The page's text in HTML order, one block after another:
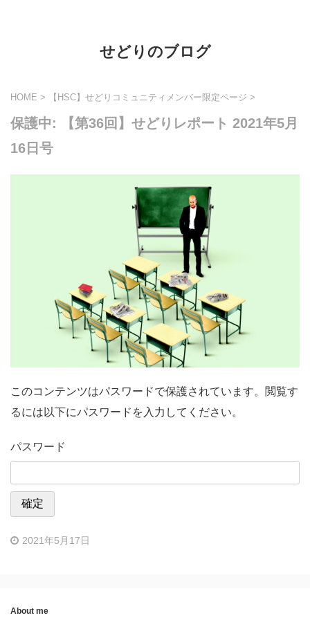
せどりのブログ
HOME > 【HSC】せどりコミュニティメンバー限定ページ >
保護中: 【第36回】せどりレポート 2021年5月
16日号
このコンテンツはパスワードで保護されています。閲覧す
るには以下にパスワードを入力してください。
パスワード
2021年5月17日
About me